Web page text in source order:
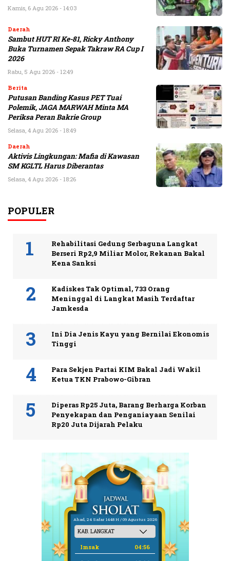
Kamis, 6 Agu 2026 - 14:03
Daerah
Sambut HUT RI Ke-81, Ricky Anthony
Buka Turnamen Sepak Takraw RA Cup I
2026
Rabu, 5 Agu 2026 - 12:49
Berita
Putusan Banding Kasus PET Tuai
Polemik, JAGA MARWAH Minta MA
Periksa Peran Bakrie Group
Selasa, 4 Agu 2026 - 18:49
Daerah
Aktivis Lingkungan: Mafia di Kawasan
SM KGLTL Harus Diberantas
Selasa, 4 Agu 2026 - 18:26
POPULER
Rehabilitasi Gedung Serbaguna Langkat
Berseri Rp2,9 Miliar Molor, Rekanan Bakal
Kena Sanksi
Kadiskes Tak Optimal, 733 Orang
Meninggal di Langkat Masih Terdaftar
Jamkesda
Ini Dia Jenis Kayu yang Bernilai Ekonomis
Tinggi
Para Sekjen Partai KIM Bakal Jadi Wakil
Ketua TKN Prabowo-Gibran
Diperas Rp25 Juta, Barang Berharga Korban
Penyekapan dan Penganiayaan Senilai
Rp20 Juta Dijarah Pelaku
Ahad, 24 Safar 1448 H / 09 Agustus 2026
Imsak 04:56